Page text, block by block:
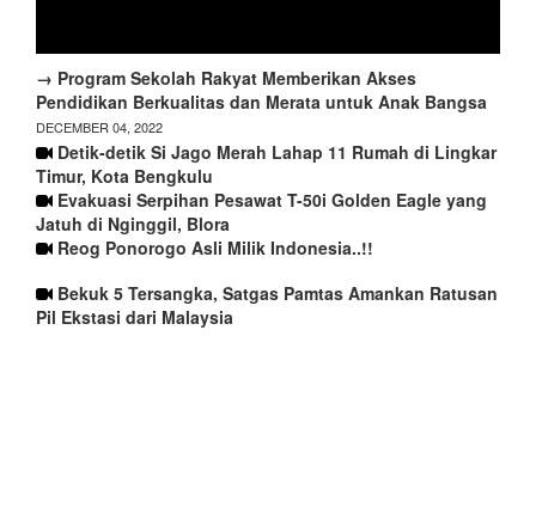
→ Program Sekolah Rakyat Memberikan Akses
Pendidikan Berkualitas dan Merata untuk Anak Bangsa
DECEMBER 04, 2022
Detik-detik Si Jago Merah Lahap 11 Rumah di Lingkar
Timur, Kota Bengkulu
Evakuasi Serpihan Pesawat T-50i Golden Eagle yang
Jatuh di Nginggil, Blora
Reog Ponorogo Asli Milik Indonesia..!!
Bekuk 5 Tersangka, Satgas Pamtas Amankan Ratusan
Pil Ekstasi dari Malaysia